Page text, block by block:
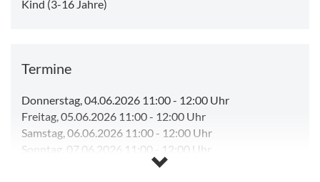
Kind (3-16 Jahre)
Termine
Donnerstag, 04.06.2026 11:00- 12:00 Uhr
Freitag, 05.06.2026 11:00- 12:00 Uhr
Samstag, 06.06.2026 11:00 - 12:00 Uhr
Sonntag, 07.06.2026 11:00
12:00 Uhr
-12:00 Uhr